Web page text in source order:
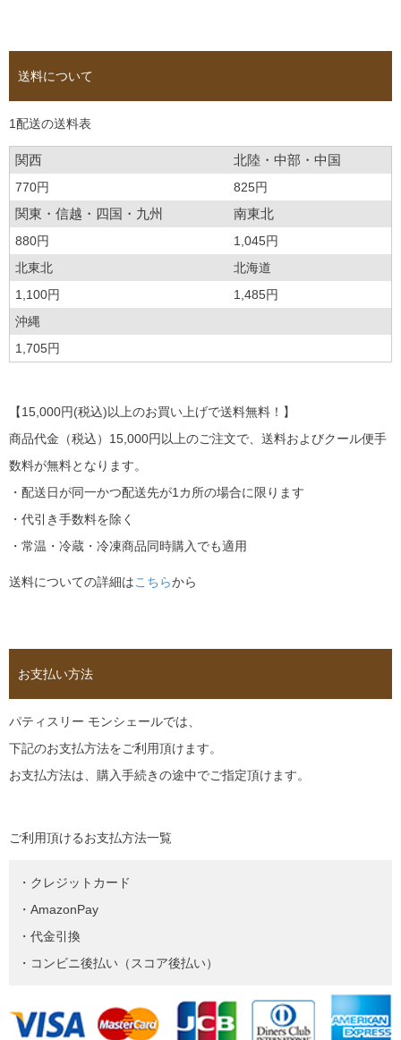
送料について
1配送の送料表
関西 北陸・中部・中国
770円 825円
関東・信越・四国・九州 南東北
880円
1,045円
北東北
北海道
1,100円
1,485円
沖縄
1,705円
【15,000円(税込)以上のお買い上げで送料無料！】
商品代金（税込）15,000円以上のご注文で、送料およびクール便手
数料が無料となります。
・配送日が同一かつ配送先が1カ所の場合に限ります
・代引き手数料を除く
・常温・冷蔵・冷凍商品同時購入でも適用
送料についての詳細はこちらから
お支払い方法
パティスリー モンシェールでは、
下記のお支払方法をご利用頂けます。
お支払方法は、購入手続きの途中でご指定頂けます。
ご利用頂けるお支払方法一覧
・クレジットカード
・AmazonPay
・代金引換
・コンビニ後払い（スコア後払い）